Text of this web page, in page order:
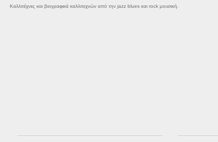
Καλλιτέχνες και βιογραφικά καλλιτεχνών από την jazz blues και rock μουσική.